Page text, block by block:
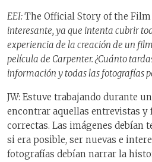
EEI:The Official Story of the Film
interesante, ya que intenta cubrir
experiencia de la creación de un
película de Carpenter. ¿Cuánto
información y todas las fotografías
JW: Estuve trabajando durante
encontrar aquellas entrevistas y
correctas. Las imágenes debían
si era posible, ser nuevas e
fotografías debían narrar la